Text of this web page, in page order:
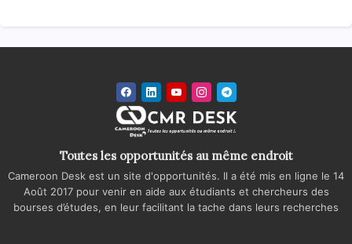
Toutes les opportunités au même endroit
Cameroon Desk est un site d'opportunités. Il a été mis en ligne le 14
Août 2017 pour venir en aide aux étudiants et chercheurs des
bourses d’études, en leur facilitant la tache dans leurs recherches